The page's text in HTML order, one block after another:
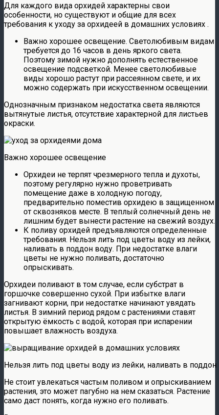
Для каждого вида орхидей характерны свои
особенности, но существуют и общие для всех
требования к уходу за орхидеей в домашних условиях .
Важно хорошее освещение. Светолюбивым видам
требуется до 16 часов в день яркого света.
Поэтому зимой нужно дополнять естественное
освещение подсветкой. Менее светолюбивые
виды хорошо растут при рассеянном свете, и их
можно содержать при искусственном освещении.
Однозначным признаком недостатка света являются
вытянутые листья, отсутствие характерной для листьев
окраски.
Важно хорошее освещение
Орхидеи не терпят чрезмерного тепла и духоты,
поэтому регулярно нужно проветривать
помещение даже в холодную погоду,
предварительно поместив орхидею в защищенном
от сквозняков месте. В теплый солнечный день не
лишним будет вынести растение на свежий воздух.
К поливу орхидей предъявляются определенные
требования. Нельзя лить под цветы воду из лейки,
наливать в поддон воду. При недостатке влаги
цветы не нужно поливать, достаточно
опрыскивать.
Орхидеи поливают в том случае, если субстрат в
горшочке совершенно сухой. При избытке влаги
загнивают корни, при недостатке начинают увядать
листья. В зимний период рядом с растениями ставят
открытую ёмкость с водой, которая при испарении
повышает влажность воздуха.
Нельзя лить под цветы воду из лейки, наливать в поддон
Не стоит увлекаться частым поливом и опрыскиванием
растения, это может пагубно на нем сказаться. Растение
само даст понять, когда нужно его поливать.